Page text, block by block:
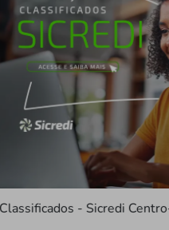
Em cumprimento à Lei
Relatório em
à Lei de